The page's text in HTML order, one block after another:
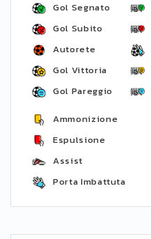
Gol Segnato
Gol Subito
Autorete
Gol Vittoria
Gol Pareggio
Ammonizione
Espulsione
Assist
Porta Imbattuta